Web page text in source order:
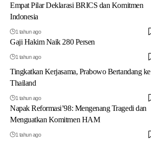
Empat Pilar Deklarasi BRICS dan Komitmen
Indonesia
1 tahun ago
Gaji Hakim Naik 280 Persen
1 tahun ago
Tingkatkan Kerjasama, Prabowo Bertandang ke
Thailand
1 tahun ago
Napak Reformasi’98: Mengenang Tragedi dan
Menguatkan Komitmen HAM
1 tahun ago